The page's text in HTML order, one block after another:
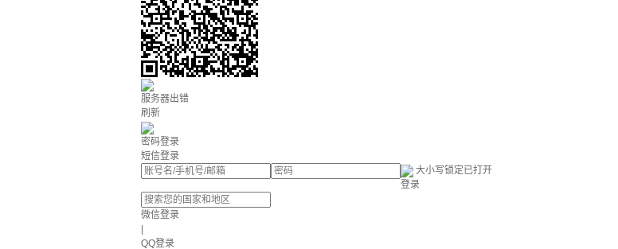
服务器出错
刷新
密码登录
短信登录
大小写锁定已打开
登录
微信登录
QQ登录